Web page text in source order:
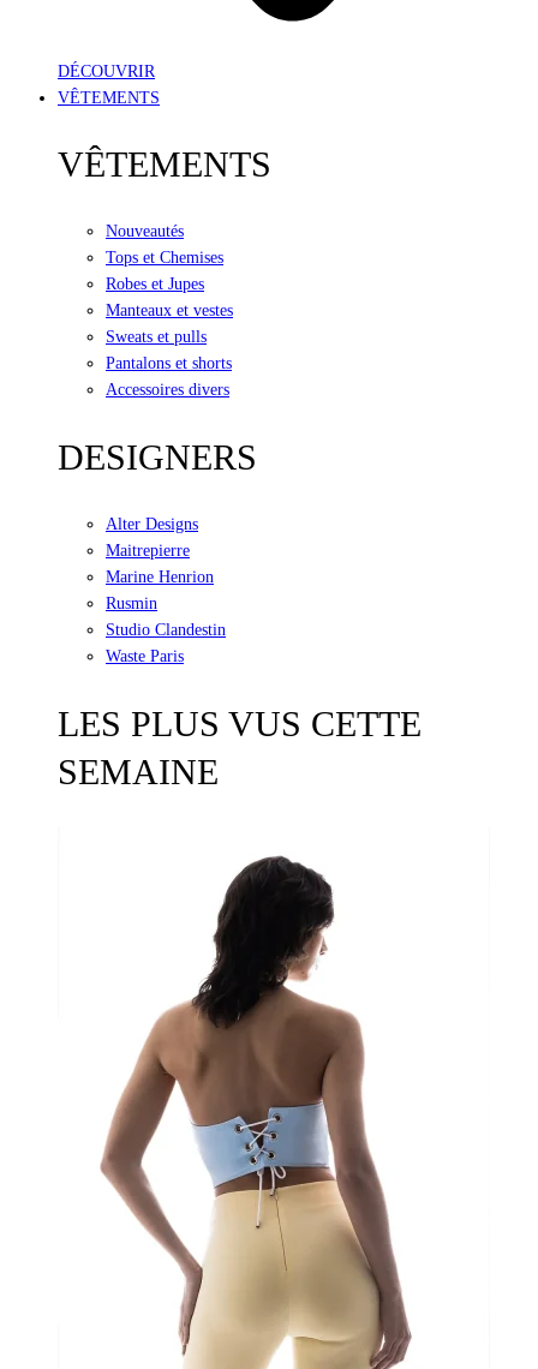
DÉCOUVRIR
VÊTEMENTS
VÊTEMENTS
Nouveautés
Tops et Chemises
Robes et Jupes
Manteaux et vestes
Sweats et pulls
Pantalons et shorts
Accessoires divers
DESIGNERS
Alter Designs
Maitrepierre
Marine Henrion
Rusmin
Studio Clandestin
Waste Paris
LES PLUS VUS CETTE
SEMAINE